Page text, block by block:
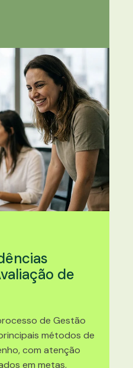
de
de Gestão
métodos de
com atenção
em metas,